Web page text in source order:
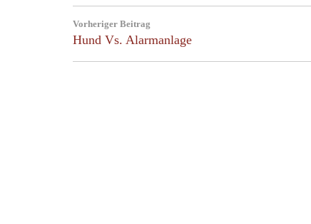
navigation
Vorheriger Beitrag
Previous
Post:
Hund Vs. Alarmanlage